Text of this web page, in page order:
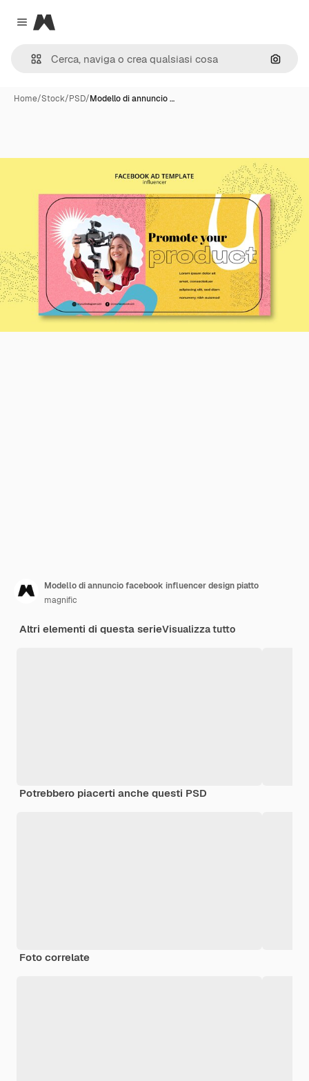
Close menu
Magnific
Cerca
Home/Stock/PSD/Modello di annuncio …
Modello di annuncio facebook influencer design piatto
magnific
Altri elementi di questa serieVisualizza tutto
Potrebbero piacerti anche questi PSD
Foto correlate